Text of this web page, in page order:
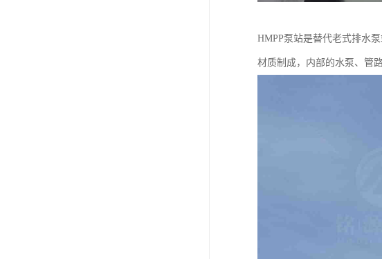
HMPP泵站是替代老式排水
材质制成，内部的水泵、管